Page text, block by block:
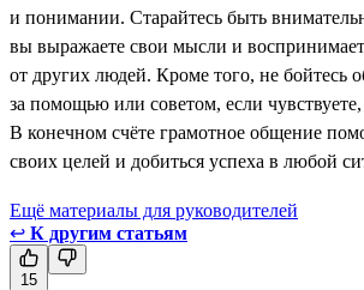
и понимании. Старайтесь быть
вы выражаете свои мысли и
от других людей. Кроме того, не бойтесь
за помощью или советом, если
В конечном счёте грамотное общение
своих целей и добиться успеха в любой
Ещё материалы для руководителей
↩ К другим статьям
15